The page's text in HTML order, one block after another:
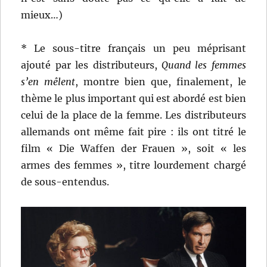
mieux…)
* Le sous-titre français un peu méprisant
ajouté par les distributeurs, Quand les femmes
s’en mêlent, montre bien que, finalement, le
thème le plus important qui est abordé est bien
celui de la place de la femme. Les distributeurs
allemands ont même fait pire : ils ont titré le
film « Die Waffen der Frauen », soit « les
armes des femmes », titre lourdement chargé
de sous-entendus.